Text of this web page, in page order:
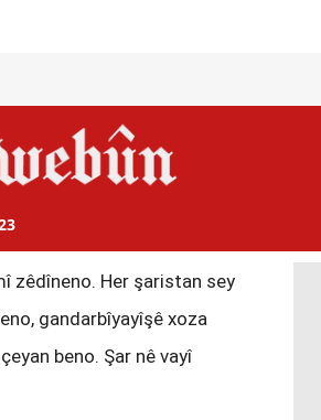
zêdîneno. Her şaristan sey
gandarbîyayîşê xoza
beno. Şar nê vayî